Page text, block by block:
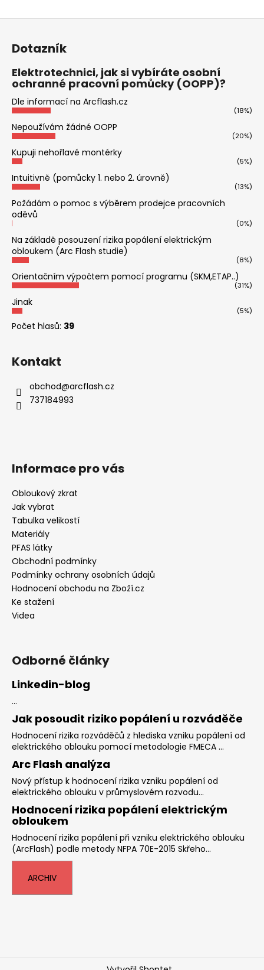
Z
Dotazník
Elektrotechnici, jak si vybíráte osobní
ochranné pracovní pomůcky (OOPP)?
Dle informací na Arcflash.cz
(18%)
Nepoužívám žádné OOPP
(20%)
Kupuji nehořlavé montérky
(5%)
Intuitivně (pomůcky 1. nebo 2. úrovně)
(13%)
Požádám o pomoc s výběrem prodejce pracovních
oděvů
(0%)
Na základě posouzení rizika popálení elektrickým
obloukem (Arc Flash studie)
(8%)
Orientačním výpočtem pomocí programu (SKM,ETAP..)
(31%)
Jinak
(5%)
Počet hlasů: 39
Kontakt
obchod@arcflash.cz
737184993
Informace pro vás
Obloukový zkrat
Jak vybrat
Tabulka velikostí
Materiály
PFAS látky
Obchodní podmínky
Podmínky ochrany osobních údajů
Hodnocení obchodu na Zboží.cz
Ke stažení
Videa
Odborné články
Linkedin-blog
...
Jak posoudit riziko popálení u rozváděče
Hodnocení rizika rozváděčů z hlediska vzniku popálení od
elektrického oblouku pomocí metodologie FMECA ...
Arc Flash analýza
Nový přístup k hodnocení rizika vzniku popálení od
elektrického oblouku v průmyslovém rozvodu...
Hodnocení rizika popálení elektrickým
obloukem
Hodnocení rizika popálení při vzniku elektrického oblouku
(ArcFlash) podle metody NFPA 70E-2015 Skřeho...
ARCHIV